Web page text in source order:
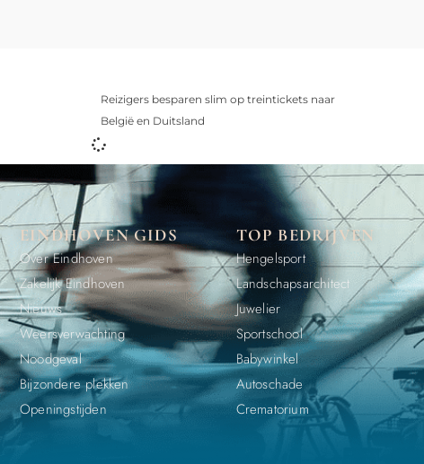
Reizigers besparen slim op treintickets naar
België en Duitsland
EINDHOVEN GIDS
Over Eindhoven
Zakelijk Eindhoven
Nieuws
Weersverwachting
Noodgeval
Bijzondere plekken
Openingstijden
TOP BEDRIJVEN
Hengelsport
Landschapsarchitect
Juwelier
Sportschool
Babywinkel
Autoschade
Crematorium